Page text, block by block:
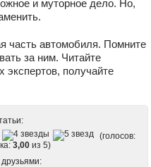
и муторное дело. Но,
часть автомобиля. Помните
за ним. Читайте
экспертов, получайте
(голосов:
3,00 из 5)